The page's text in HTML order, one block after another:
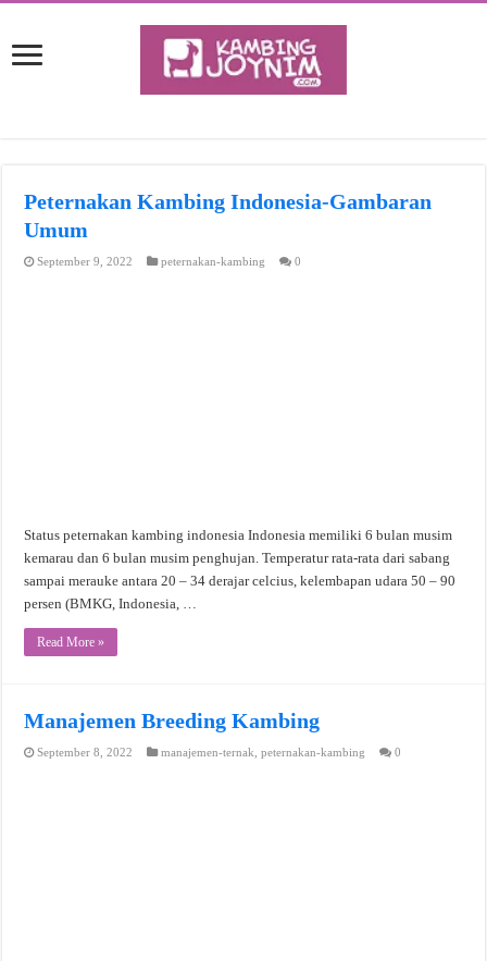
Peternakan Kambing Indonesia-Gambaran
Umum
September 9, 2022 peternakan-kambing 0
Status peternakan kambing indonesia Indonesia memiliki 6 bulan musim
kemarau dan 6 bulan musim penghujan. Temperatur rata-rata dari sabang
sampai merauke antara 20 – 34 derajar celcius, kelembapan udara 50 – 90
persen (BMKG, Indonesia, …
Read More »
Manajemen Breeding Kambing
September 8, 2022 manajemen-ternak ,peternakan-kambing 0